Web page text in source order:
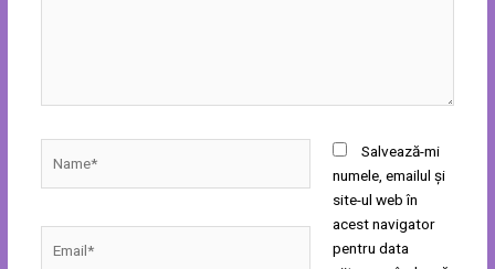
Salvează-mi
numele, emailul și
site-ul web în
acest navigator
pentru data